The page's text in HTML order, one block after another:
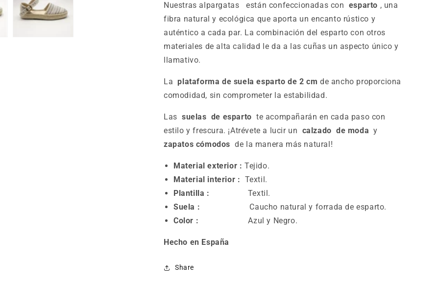
Nuestras alpargatas están confeccionadas con esparto , una
fibra natural y ecológica que aporta un encanto rústico y
auténtico a cada par. La combinación del esparto con otros
materiales de alta calidad le da a las cuñas un aspecto único y
llamativo.
La plataforma de suela esparto de 2 cm de ancho proporciona
comodidad, sin comprometer la estabilidad.
Las suelas de esparto te acompañarán en cada paso con
estilo y frescura. ¡Atrévete a lucir un calzado de moda y
zapatos cómodos de la manera más natural!
Material exterior : Tejido.
Material interior : Textil.
Plantilla :
Textil.
Suela :
Caucho natural y forrada de esparto.
Color :
Azul y Negro.
Hecho en España
Share